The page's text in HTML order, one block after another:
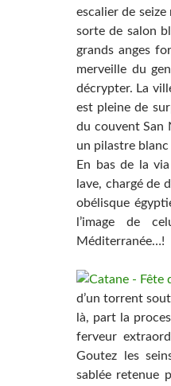
escalier de
sorte de salon
grands anges
merveille du
décrypter. La
est pleine de
du couvent San
un pilastre
En bas de la
lave, chargé de
obélisque
l’image de
Méditerranée…!
d’un torrent
là, part la
ferveur
Goutez les
sablée retenue